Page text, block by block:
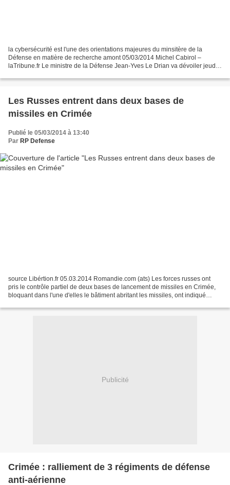
la cybersécurité est l'une des orientations majeures du minsitère de la
Défense en matière de recherche amont 05/03/2014 Michel Cabirol –
laTribune.fr Le ministre de la Défense Jean-Yves Le Drian va dévoiler jeudi
Les Russes entrent dans deux bases de
missiles en Crimée
Publié le 05/03/2014 à 13:40
Par RP Defense
source Libértion.fr 05.03.2014 Romandie.com (ats) Les forces russes ont
pris le contrôle partiel de deux bases de lancement de missiles en Crimée,
bloquant dans l'une d'elles le bâtiment abritant les missiles, ont indiqué
Publicité
Crimée : ralliement de 3 régiments de défense
anti-aérienne